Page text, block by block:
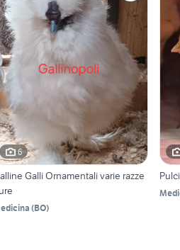
6
Galli Ornamentali varie razze
(BO)